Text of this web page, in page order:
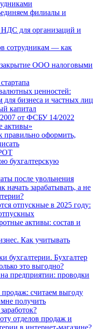
филиалы и
для организаций и
сотрудникам — как
ООО налоговыми
ценностей:
для бизнеса и частных лиц
капитал
от ФСБУ 14/2022
активы»
правильно оформить,
бухгалтерскую
после увольнения
начать зарабатывать, а не
отпускные в 2025 году:
активы: состав и
Как учитывать
бухгалтерии. Бухгалтер
это выгодно?
предприятии: проводки
считаем выгоду
получить
отделов продаж и
в интернет-магазине?